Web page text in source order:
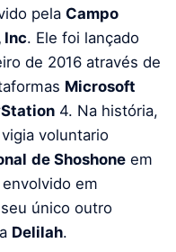
pela Campo
Inc. Ele foi lançado
de 2016 através de
Microsoft
4. Na história,
voluntario
de Shoshone em
em
único outro
Delilah.